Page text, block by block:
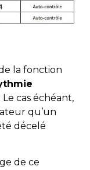
la fonction
cas échéant,
qu’un
décelé
de ce